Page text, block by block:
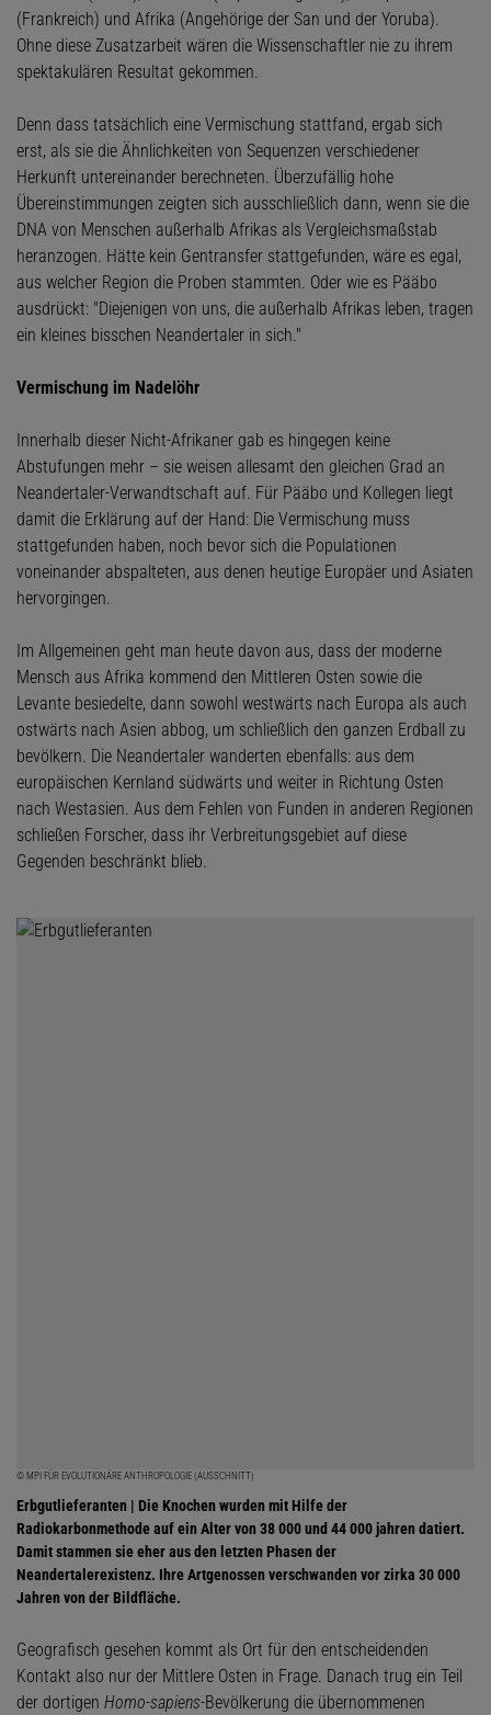
(Frankreich) und Afrika (Angehörige der San und der Yoruba).
Ohne diese Zusatzarbeit wären die Wissenschaftler nie zu ihrem
spektakulären Resultat gekommen.
Denn dass tatsächlich eine Vermischung stattfand, ergab sich
erst, als sie die Ähnlichkeiten von Sequenzen verschiedener
Herkunft untereinander berechneten. Überzufällig hohe
Übereinstimmungen zeigten sich ausschließlich dann, wenn sie die
DNA von Menschen außerhalb Afrikas als Vergleichsmaßstab
heranzogen. Hätte kein Gentransfer stattgefunden, wäre es egal,
aus welcher Region die Proben stammten. Oder wie es Pääbo
ausdrückt: "Diejenigen von uns, die außerhalb Afrikas leben, tragen
ein kleines bisschen Neandertaler in sich."
Vermischung im Nadelöhr
Innerhalb dieser Nicht-Afrikaner gab es hingegen keine
Abstufungen mehr – sie weisen allesamt den gleichen Grad an
Neandertaler-Verwandtschaft auf. Für Pääbo und Kollegen liegt
damit die Erklärung auf der Hand: Die Vermischung muss
stattgefunden haben, noch bevor sich die Populationen
voneinander abspalteten, aus denen heutige Europäer und Asiaten
hervorgingen.
Im Allgemeinen geht man heute davon aus, dass der moderne
Mensch aus Afrika kommend den Mittleren Osten sowie die
Levante besiedelte, dann sowohl westwärts nach Europa als auch
ostwärts nach Asien abbog, um schließlich den ganzen Erdball zu
bevölkern. Die Neandertaler wanderten ebenfalls: aus dem
europäischen Kernland südwärts und weiter in Richtung Osten
nach Westasien. Aus dem Fehlen von Funden in anderen Regionen
schließen Forscher, dass ihr Verbreitungsgebiet auf diese
Gegenden beschränkt blieb.
© MPI FÜR EVOLUTIONÄRE ANTHROPOLOGIE (AUSSCHNITT)
Erbgutlieferanten | Die Knochen wurden mit Hilfe der
Radiokarbonmethode auf ein Alter von 38 000 und 44 000 jahren datiert.
Damit stammen sie eher aus den letzten Phasen der
Neandertalerexistenz. Ihre Artgenossen verschwanden vor zirka 30 000
Jahren von der Bildfläche.
Geografisch gesehen kommt als Ort für den entscheidenden
Kontakt also nur der Mittlere Osten in Frage. Danach trug ein Teil
der dortigen Homo-sapiens-Bevölkerung die übernommenen